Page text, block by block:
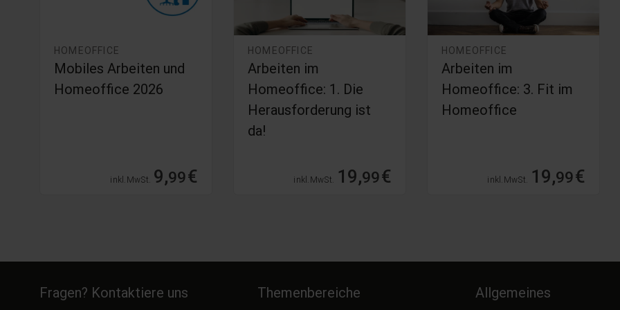
HOMEOFFICE
Mobiles Arbeiten und
Homeoffice 2026
inkl. MwSt. 9,99€
HOMEOFFICE
Arbeiten im
Homeoffice: 1. Die
Herausforderung ist
da!
inkl. MwSt. 19,99€
HOMEOFFICE
Arbeiten im
Homeoffice: 3. Fit im
Homeoffice
inkl. MwSt. 19,99€
Fragen? Kontaktiere uns Themenbereiche Allgemeines